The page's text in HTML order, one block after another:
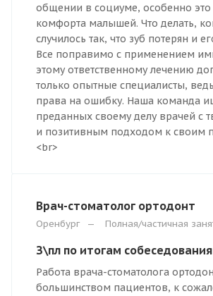
общении в социуме, особенно это
комфорта малышей. Что делать,
случилось так, что зуб потерян и
Все поправимо с применением
этому ответственному лечению
только опытные специалисты,
права на ошибку. Наша команда
преданных своему делу врачей с
и позитивным подходом к своим
<br>
Врач-стоматолог ортодонт
Оренбург — Полная/частичная
З\пл по итогам собеседования
Работа врача-стоматолога
большинством пациентов, к